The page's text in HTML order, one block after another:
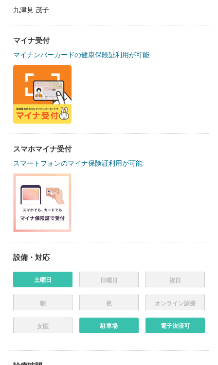
九津見 茂子
マイナ受付
マイナンバーカードの健康保険証利用が可能
スマホマイナ受付
スマートフォンのマイナ保険証利用が可能
設備・対応
土曜日 日曜日 祝日
朝 夜 オンライン診療
女医 駐車場 電子決済可